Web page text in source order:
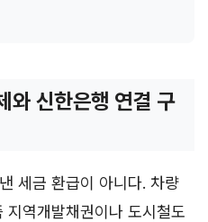
와 신한은행 연결 구
세금 환급이 아니다. 차량
역개발채권이나 도시철도